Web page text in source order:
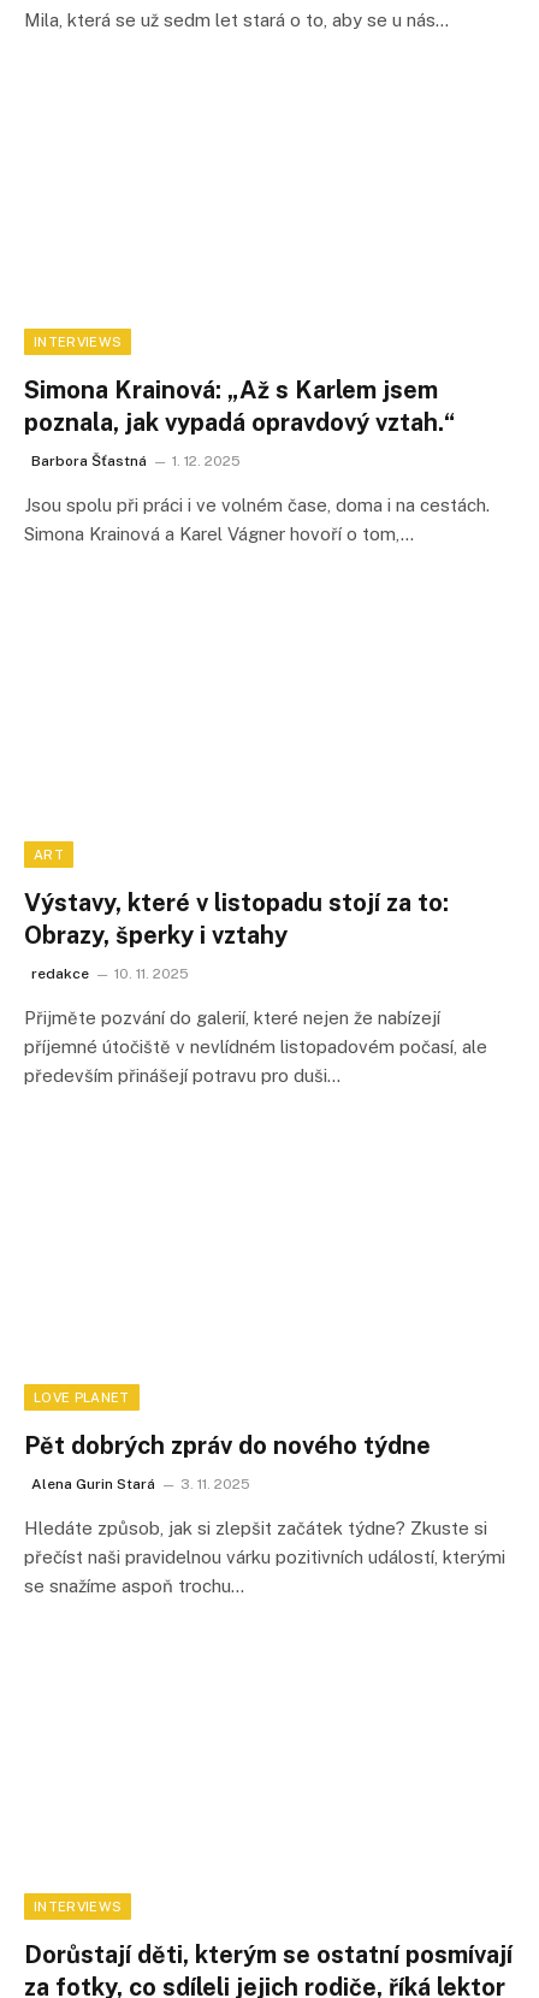
Mila, která se už sedm let stará o to, aby se u nás…
INTERVIEWS
Simona Krainová: „Až s Karlem jsem
poznala, jak vypadá opravdový vztah.“
Barbora Šťastná 1. 12. 2025
Jsou spolu při práci i ve volném čase, doma i na cestách.
Simona Krainová a Karel Vágner hovoří o tom,…
ART
Výstavy, které v listopadu stojí za to:
Obrazy, šperky i vztahy
redakce 10. 11. 2025
Přijměte pozvání do galerií, které nejen že nabízejí
příjemné útočiště v nevlídném listopadovém počasí, ale
především přinášejí potravu pro duši…
LOVE PLANET
Pět dobrých zpráv do nového týdne
Alena Gurin Stará 3. 11. 2025
Hledáte způsob, jak si zlepšit začátek týdne? Zkuste si
přečíst naši pravidelnou várku pozitivních událostí, kterými
se snažíme aspoň trochu…
INTERVIEWS
Dorůstají děti, kterým se ostatní posmívají
za fotky, co sdíleli jejich rodiče, říká lektor